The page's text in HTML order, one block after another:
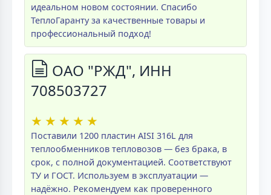
идеальном новом состоянии. Спасибо
ТеплоГаранту за качественные товары и
профессиональный подход!
ОАО "РЖД", ИНН
708503727
★ ★ ★ ★ ★
Поставили 1200 пластин AISI 316L для
теплообменников тепловозов — без брака, в
срок, с полной документацией. Соответствуют
ТУ и ГОСТ. Используем в эксплуатации —
надёжно. Рекомендуем как проверенного